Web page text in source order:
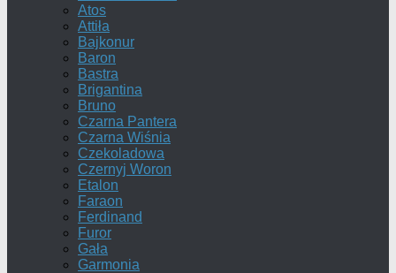
Atos
Attiła
Bajkonur
Baron
Bastra
Brigantina
Bruno
Czarna Pantera
Czarna Wiśnia
Czekoladowa
Czernyj Woron
Etalon
Faraon
Ferdinand
Furor
Gała
Garmonia